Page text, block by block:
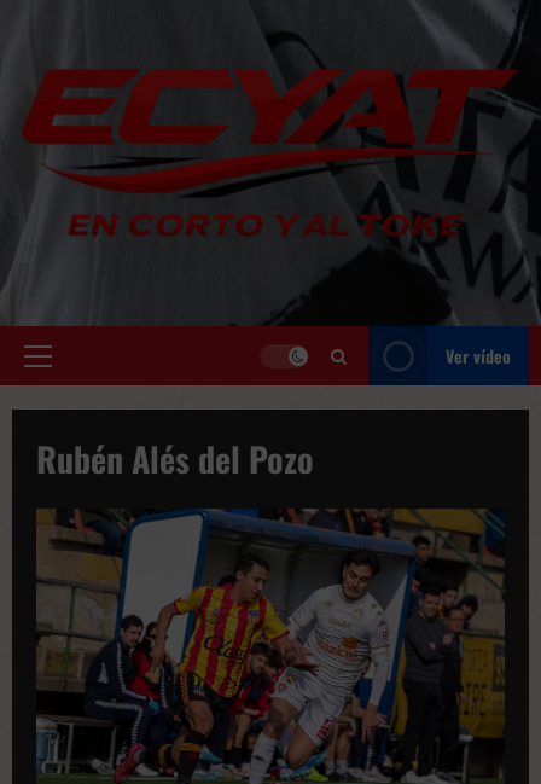
contenido
Menú
Ver vídeo
Rubén Alés del Pozo